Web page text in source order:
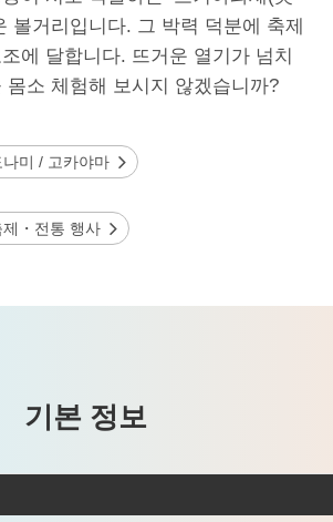
볼거리입니다. 그 박력 덕분에 축제
에 달합니다. 뜨거운 열기가 넘치
몸소 체험해 보시지 않겠습니까?
나미 / 고카야마
제・전통 행사
기본 정보